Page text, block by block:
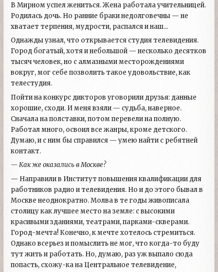
В Мирном успел жениться. Жена работала учительницей.
Родилась дочь. Но ранние браки недолговечны — не
хватает терпения, мудрости, распался и наш...
Однажды узнал, что открывается студия телевидения.
Город богатый, хотя и небольшой — несколько десятков
тысяч человек, но с алмазными месторождениями
вокруг, мог себе позволить такое удовольствие, как
телестудия.
Пойти на конкурс дикторов уговорили друзья: данные
хорошие, сходи. И меня взяли — судьба, наверное.
Сначала на полставки, потом перевели на полную.
Работал много, освоил все жанры, кроме детского.
Думаю, и с ним бы справился — умею найти с ребятней
контакт.
— Как же оказались в Москве?
— Направили в Институт повышения квалификации для
работников радио и телевидения. Но и до этого бывал в
Москве неоднократно. Молва в те годы живописала
столицу как лучшее место на земле: с высокими
красивыми зданиями, театрами, парками-скверами.
Город-мечта! Конечно, к мечте хотелось стремиться.
Однако всерьез и помыслить не мог, что когда-то буду
тут жить и работать. Но, думаю, раз уж выпало сюда
попасть, схожу-ка на Центральное телевидение,